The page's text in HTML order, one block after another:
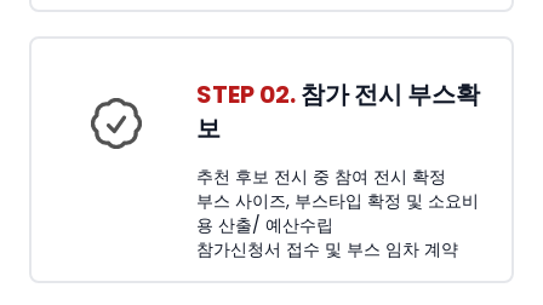
STEP 02.참가 전시 부스확
보
추천 후보 전시 중 참여 전시 확정
부스 사이즈, 부스타입 확정 및 소요비
용 산출/ 예산수립
참가신청서 접수 및 부스 임차 계약